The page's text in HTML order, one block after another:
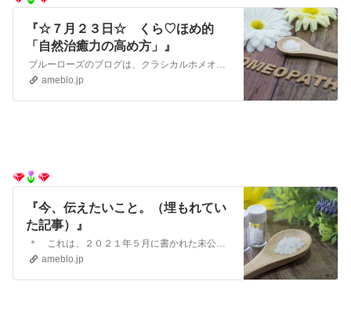
『☆７月２３日☆ くら♡ほめ的
「自然治癒力の高め方」』
ブルーローズのブログは、クラシカルホメオパシーについて知りたい！という方のために、発信しているブログです 速報２０２１年５月、ついにPhosフォスフォラ…
ameblo.jp
『今、伝えたいこと。（埋もれてい
た記事）』
＊ これは、２０２１年５月に書かれた未公開記事です。 ブルーローズは、ここしばらく忙しい日々が続きました。クライアントさまのご対応で忙しく、公開されないま…
ameblo.jp